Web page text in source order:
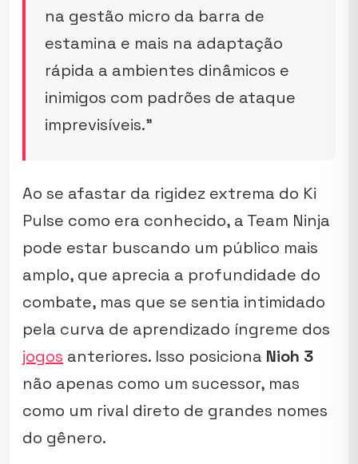
na gestão micro da barra de
estamina e mais na adaptação
rápida a ambientes dinâmicos e
inimigos com padrões de ataque
imprevisíveis.”
Ao se afastar da rigidez extrema do Ki
Pulse como era conhecido, a Team Ninja
pode estar buscando um público mais
amplo, que aprecia a profundidade do
combate, mas que se sentia intimidado
pela curva de aprendizado íngreme dos
jogos anteriores. Isso posiciona Nioh 3
não apenas como um sucessor, mas
como um rival direto de grandes nomes
do gênero.